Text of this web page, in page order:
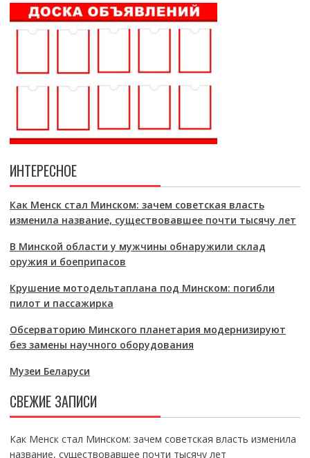
ИНТЕРЕСНОЕ
Как Менск стал Минском: зачем советская власть
изменила название, существовавшее почти тысячу лет
В Минской области у мужчины обнаружили склад
оружия и боеприпасов
Крушение мотодельтаплана под Минском: погибли
пилот и пассажирка
Обсерваторию Минского планетария модернизируют
без замены научного оборудования
Музеи Беларуси
СВЕЖИЕ ЗАПИСИ
Как Менск стал Минском: зачем советская власть изменила
название, существовавшее почти тысячу лет